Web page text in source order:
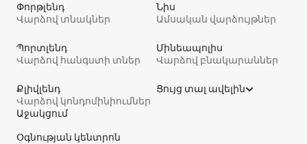
Փորթլենդ
Վարձով տնակներ
Նիս
Ամսական վարձույթներ
Պորտլենդ
Վարձով հանգստի տներ
Մինեապոլիս
Վարձով բնակարաններ
Քլիվլենդ
Վարձով կոնդոմինիումներ
Ցույց տալ ավելին
Կայքի էջատակ
Աջակցում
Օգնության կենտրոն